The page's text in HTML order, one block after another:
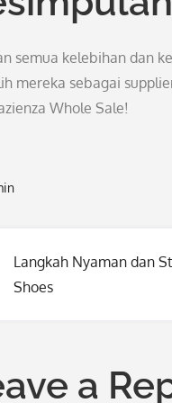
semua kelebihan dan
mereka sebagai
Whole Sale!
Langkah Nyaman dan
Shoes
a